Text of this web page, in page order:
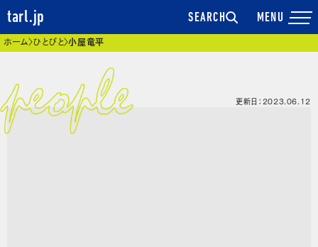
tarl.jp SEARCH
現在位置
ホーム ひとびと 小屋竜平
更新日：2023.06.12